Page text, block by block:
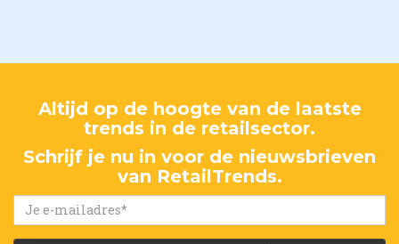
Altijd op de hoogte van de laatste
trends in de retailsector.
Schrijf je nu in voor de nieuwsbrieven
van RetailTrends.